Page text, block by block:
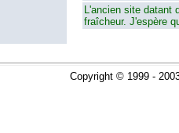
L'ancien site datant
fraîcheur. J'espère
Copyright © 1999 -